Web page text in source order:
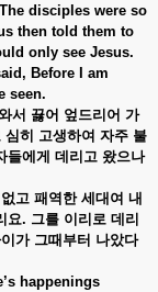
disciples were so
then told them to
only see Jesus.
Before I am
seen.
서 끓어 엎드리어 가
심히 고생하여 자주 불
들에게 데리고 왔으나
없고 패역한 세대여 내
요. 그를 이리로 데리
가 그때부터 나았다
happenings